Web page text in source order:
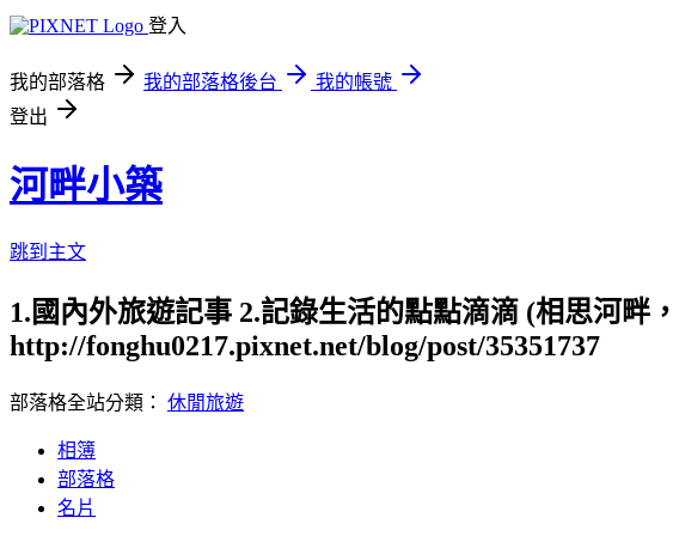
登入
我的部落格 我的部落格後台
我的帳號
登出
河畔小築
跳到主文
1.國內外旅遊記事 2.記錄生活的點點滴滴 (相思河畔
http://fonghu0217.pixnet.net/blog/post/35351737
部落格全站分類： 休閒旅遊
相簿
部落格
名片